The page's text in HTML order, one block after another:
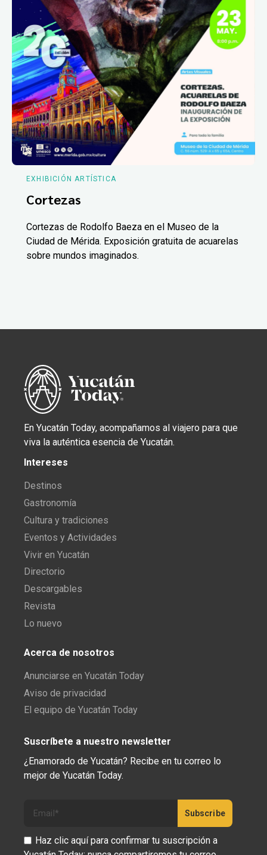
EXHIBICIÓN ARTÍSTICA
Cortezas
Cortezas de Rodolfo Baeza en el Museo de la
Ciudad de Mérida. Exposición gratuita de acuarelas
sobre mundos imaginados.
En Yucatán Today, acompañamos al viajero para que
viva la auténtica esencia de Yucatán.
Intereses
Destinos
Gastronomía
Cultura y tradiciones
Eventos y Actividades
Vivir en Yucatán
Directorio
Descargables
Revista
Lo nuevo
Acerca de nosotros
Anunciarse en Yucatán Today
Aviso de privacidad
El equipo de Yucatán Today
Suscríbete a nuestro newsletter
¿Enamorado de Yucatán? Recibe en tu correo lo
mejor de Yucatán Today.
Haz clic aquí para confirmar tu suscripción a